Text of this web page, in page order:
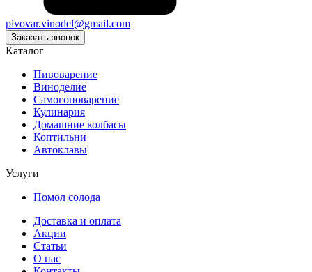
pivovar.vinodel@gmail.com
Заказать звонок
Каталог
Пивоварение
Виноделие
Самогоноварение
Кулинария
Домашние колбасы
Коптильни
Автоклавы
Услуги
Помол солода
Доставка и оплата
Акции
Статьи
О нас